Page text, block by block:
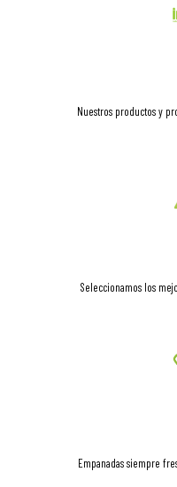
Nuestros productos y
Seleccionamos los
Empanadas siempre